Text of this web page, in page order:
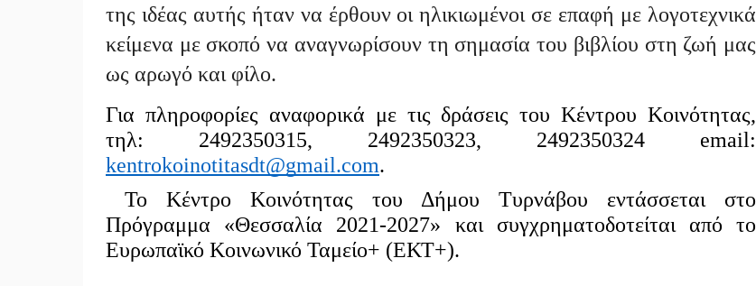
της ιδέας αυτής ήταν να έρθουν οι ηλικιωμένοι σε επαφή με λογοτεχνικά
κείμενα με σκοπό να αναγνωρίσουν τη σημασία του βιβλίου στη ζωή μας
ως αρωγό και φίλο.
Για πληροφορίες αναφορικά με τις δράσεις του Κέντρου Κοινότητας,
τηλ: 2492350315, 2492350323, 2492350324 email:
kentrokoinotitasdt@gmail.com.
Το Κέντρο Κοινότητας του Δήμου Τυρνάβου εντάσσεται στο
Πρόγραμμα «Θεσσαλία 2021-2027» και συγχρηματοδοτείται από το
Ευρωπαϊκό Κοινωνικό Ταμείο+ (ΕΚΤ+).